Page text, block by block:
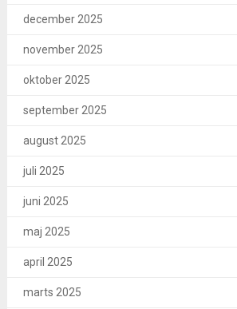
december 2025
november 2025
oktober 2025
september 2025
august 2025
juli 2025
juni 2025
maj 2025
april 2025
marts 2025